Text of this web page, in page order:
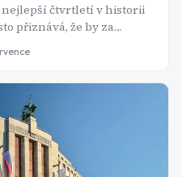
nejlepší čtvrtletí v historii
přiznává, že by za
akcie, ani